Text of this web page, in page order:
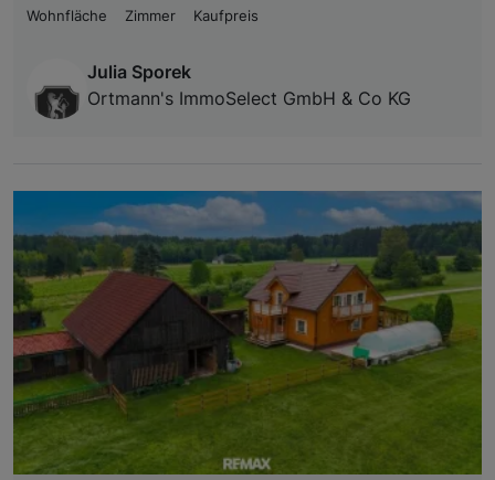
Wohnfläche
Zimmer Kaufpreis
Julia Sporek
Ortmann's ImmoSelect GmbH & Co KG